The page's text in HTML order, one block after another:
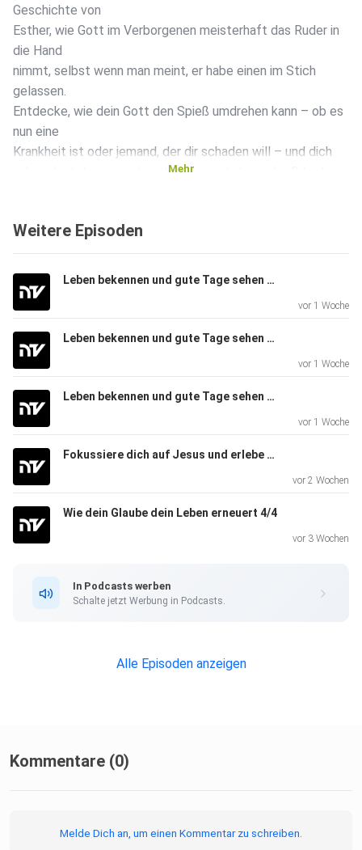
Geschichte von
Esther, wie Gott im Verborgenen meisterhaft das Ruder in
die Hand
nimmt, selbst wenn man meint, er habe einen im Stich
gelassen.
Entdecke, wie dein Gott den Spieß umdrehen kann – ob es
nun eine
Krankheit ist oder jemand, der dir schaden will – und dich
unbeschadet, siegreich und sogar geehrt aus der Situation
Gott gerade dabei ist, deine Probleme in Chancen zu
und alles zum Guten zu führen! Denn Gott ist da, inmitten
deiner
Not!
Über diese Folge: Dies ist die Predigt „Wo steckt Gott,
deiner Not?“, die Joseph Prince am 25. April 2018 gehalten
hat.
Mehr
Weitere Episoden
Leben bekennen und gute Tage sehen 3/3
vor 1 Woche
Leben bekennen und gute Tage sehen 2/3
vor 1 Woche
Leben bekennen und gute Tage sehen 1/3
vor 1 Woche
Fokussiere dich auf Jesus und erlebe echte Transformation
vor 2 Wochen
Wie dein Glaube dein Leben erneuert 4/4
vor 3 Wochen
In Podcasts werben
Schalte jetzt Werbung in Podcasts.
Alle Episoden anzeigen
Kommentare (0)
Melde Dich an, um einen Kommentar zu schreiben.